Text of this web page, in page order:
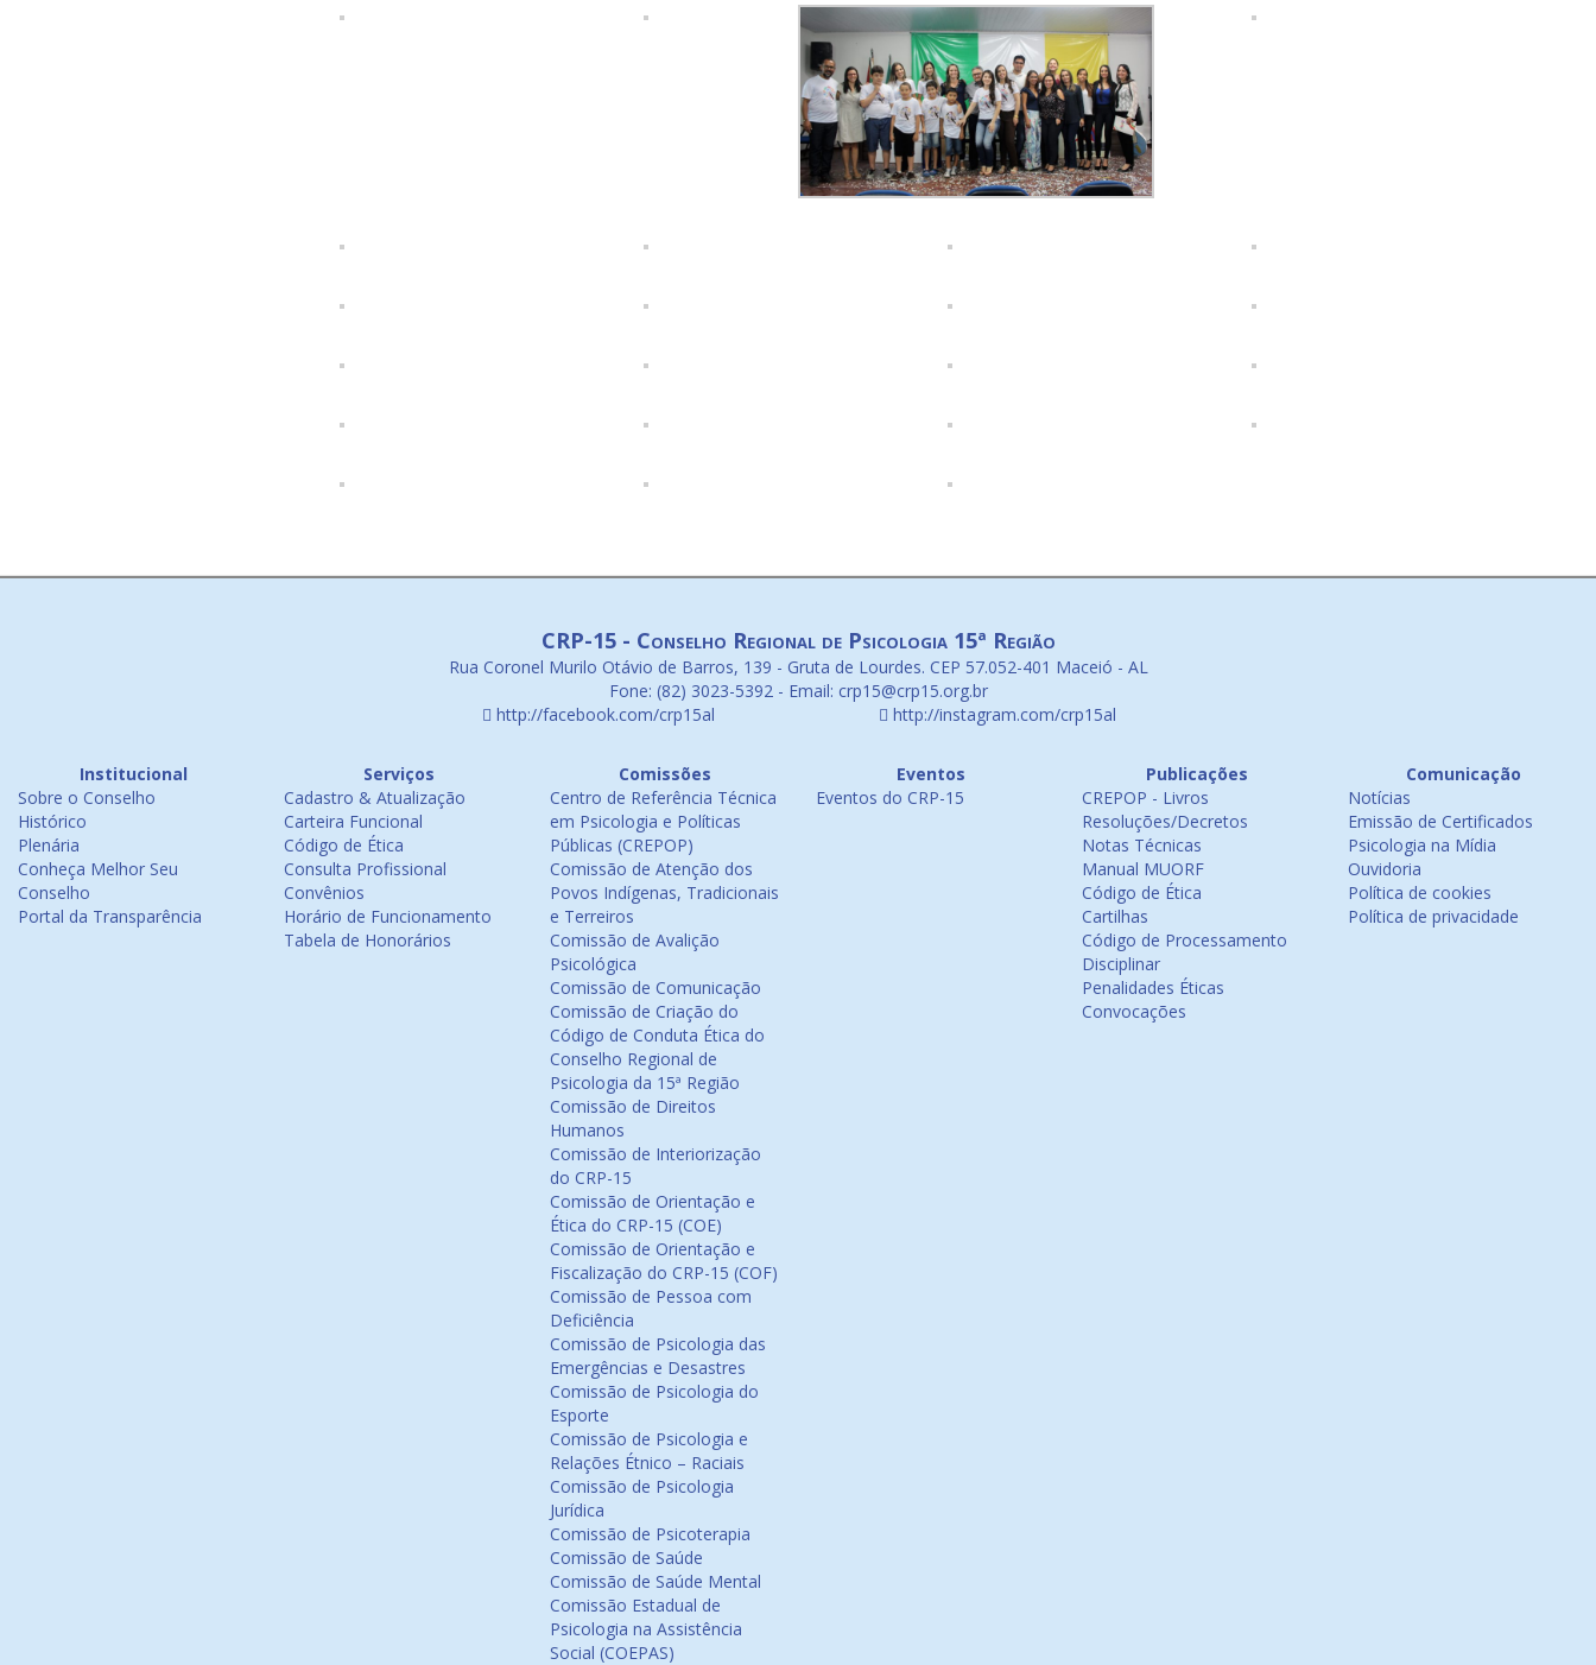
CRP-15 - Conselho Regional de Psicologia 15ª Região
Rua Coronel Murilo Otávio de Barros, 139 - Gruta de Lourdes. CEP 57.052-401 Maceió - AL
Fone: (82) 3023-5392 - Email: crp15@crp15.org.br
http://facebook.com/crp15al
http://instagram.com/crp15al
Institucional
Sobre o Conselho
Histórico
Plenária
Conheça Melhor Seu
Conselho
Portal da Transparência
Serviços
Cadastro & Atualização
Carteira Funcional
Código de Ética
Consulta Profissional
Convênios
Horário de Funcionamento
Tabela de Honorários
Comissões
Centro de Referência Técnica
em Psicologia e Políticas
Públicas (CREPOP)
Comissão de Atenção dos
Povos Indígenas, Tradicionais
e Terreiros
Comissão de Avalição
Psicológica
Comissão de Comunicação
Comissão de Criação do
Código de Conduta Ética do
Conselho Regional de
Psicologia da 15ª Região
Comissão de Direitos
Humanos
Comissão de Interiorização
do CRP-15
Comissão de Orientação e
Ética do CRP-15 (COE)
Comissão de Orientação e
Fiscalização do CRP-15 (COF)
Comissão de Pessoa com
Deficiência
Comissão de Psicologia das
Emergências e Desastres
Comissão de Psicologia do
Esporte
Comissão de Psicologia e
Relações Étnico – Raciais
Comissão de Psicologia
Jurídica
Comissão de Psicoterapia
Comissão de Saúde
Comissão de Saúde Mental
Comissão Estadual de
Psicologia na Assistência
Social (COEPAS)
Eventos
Eventos do CRP-15
Publicações
CREPOP - Livros
Resoluções/Decretos
Notas Técnicas
Manual MUORF
Código de Ética
Cartilhas
Código de Processamento
Disciplinar
Penalidades Éticas
Convocações
Comunicação
Notícias
Emissão de Certificados
Psicologia na Mídia
Ouvidoria
Política de cookies
Política de privacidade